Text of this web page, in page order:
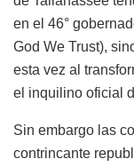
en el 46°
God We Trust),
esta vez al
el inquilino oficial
Sin embargo las
contrincante